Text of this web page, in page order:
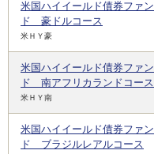
米国ハイイールド債券ファン
ド 豪ドルコース
米ＨＹ豪
米国ハイイールド債券ファン
ド 南アフリカランドコース
米ＨＹ南
米国ハイイールド債券ファン
ド ブラジルレアルコース